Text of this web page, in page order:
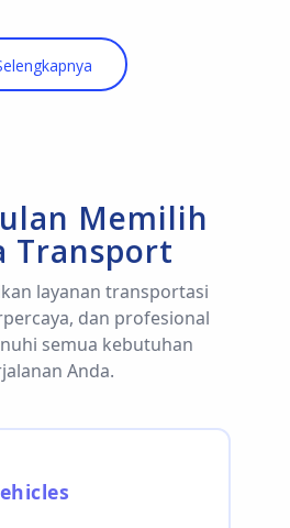
Memilih
Transport
layanan transportasi
dan profesional
semua kebutuhan
Anda.